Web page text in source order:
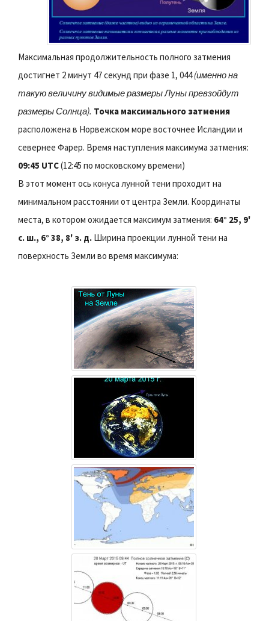
Максимальная продолжительность полного затмения
достигнет 2 минут 47 секунд при фазе 1, 044(именно на
такую величину видимые размеры Луны превзойдут
размеры Солнца). Точка максимального затмения
расположена в Норвежском море восточнее Исландии и
севернее Фарер. Время наступления максимума затмения:
09:45 UTC(12:45 по московскому времени)
В этот момент ось конуса лунной тени проходит на
минимальном расстоянии от центра Земли. Координаты
места, в котором ожидается максимум затмения: 64° 25, 9'
с. ш., 6° 38, 8' з. д. Ширина проекции лунной тени на
поверхность Земли во время максимума: